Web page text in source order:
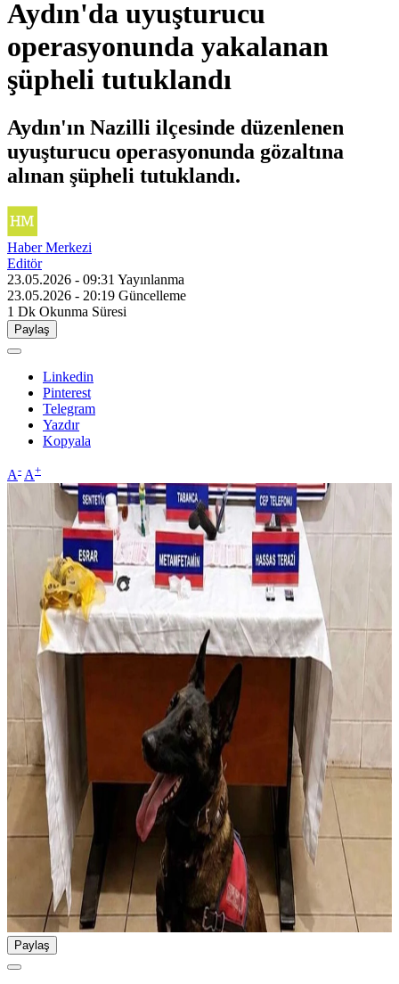
Aydın'da uyuşturucu
operasyonunda yakalanan
şüpheli tutuklandı
Aydın'ın Nazilli ilçesinde düzenlenen
uyuşturucu operasyonunda gözaltına
alınan şüpheli tutuklandı.
Haber Merkezi
Editör
23.05.2026 - 09:31 Yayınlanma
23.05.2026 - 20:19 Güncelleme
1 Dk Okunma Süresi
Paylaş
Linkedin
Pinterest
Telegram
Yazdır
Kopyala
A- A+
Paylaş